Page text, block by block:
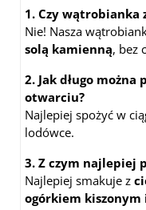
1. Czy wątrobianka
Nie! Nasza
solą kamienną, bez
2. Jak długo
otwarciu?
Najlepiej spożyć w
lodówce.
3. Z czym najlepiej
Najlepiej smakuje z
ogórkiem kiszonym